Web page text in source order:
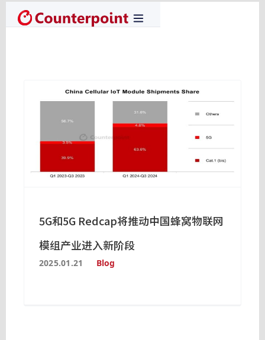
5G和5G Redcap将推动中国蜂窝物联网
模组产业进入新阶段
2025.01.21 Blog